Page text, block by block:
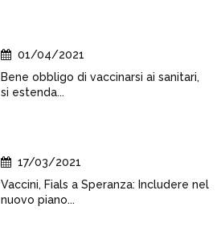
01/04/2021
Bene obbligo di vaccinarsi ai sanitari,
si estenda...
17/03/2021
Vaccini, Fials a Speranza: Includere nel
nuovo piano...